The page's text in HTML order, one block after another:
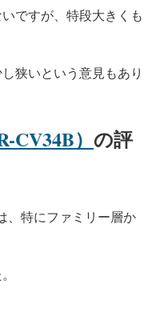
ですが、特段大きくも
狭いという意見もあり
） の評
、特にファミリー層か